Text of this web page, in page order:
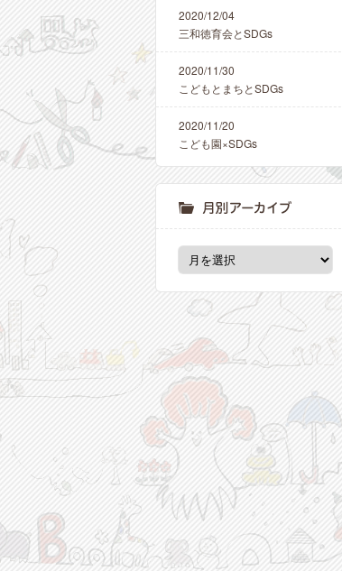
2020/12/04
三和徳育会とSDGs
2020/11/30
こどもとまちとSDGs
2020/11/20
こども園×SDGs